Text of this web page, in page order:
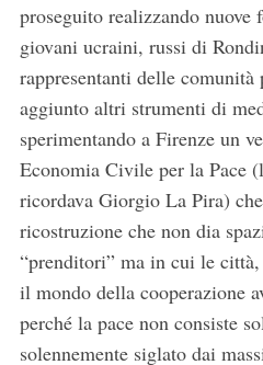
proseguito realizzando
giovani ucraini, russi di
rappresentanti delle comunità
aggiunto altri strumenti di
sperimentando a Firenze un
Economia Civile per la Pace
ricordava Giorgio La Pira)
ricostruzione che non dia
“prenditori” ma in cui le
il mondo della cooperazione
perché la pace non consiste
solennemente siglato dai